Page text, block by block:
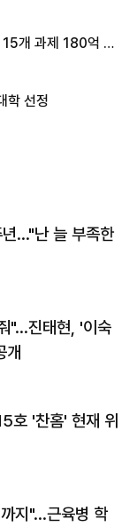
개 과제 180억 지
학 선정
…"난 늘 부족한
"…진태현, '이숙
개
호 '찬홈' 현재 위
지"…근육병 학